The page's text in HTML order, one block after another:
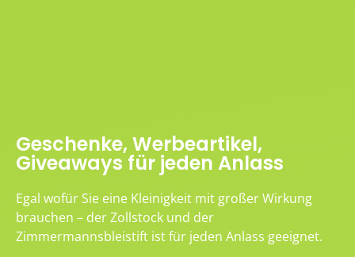
Geschenke, Werbeartikel,
Giveaways für jeden Anlass
Egal wofür Sie eine Kleinigkeit mit großer Wirkung
brauchen – der Zollstock und der
Zimmermannsbleistift ist für jeden Anlass geeignet.